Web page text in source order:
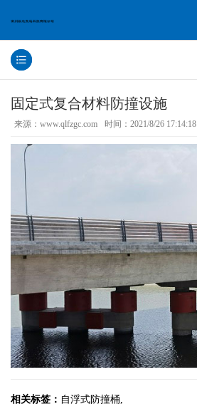
固定式复合材料防撞设施
来源：www.qlfzgc.com 时间：2021/8/26 17:14:18
相关标签： 自浮式防撞桶